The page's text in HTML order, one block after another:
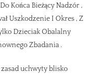
Końca Bieżący Nadzór ,
Uszkodzenie I Okres , Z
Dzieciak Obalalny
Zbadania .
uchwyty blisko